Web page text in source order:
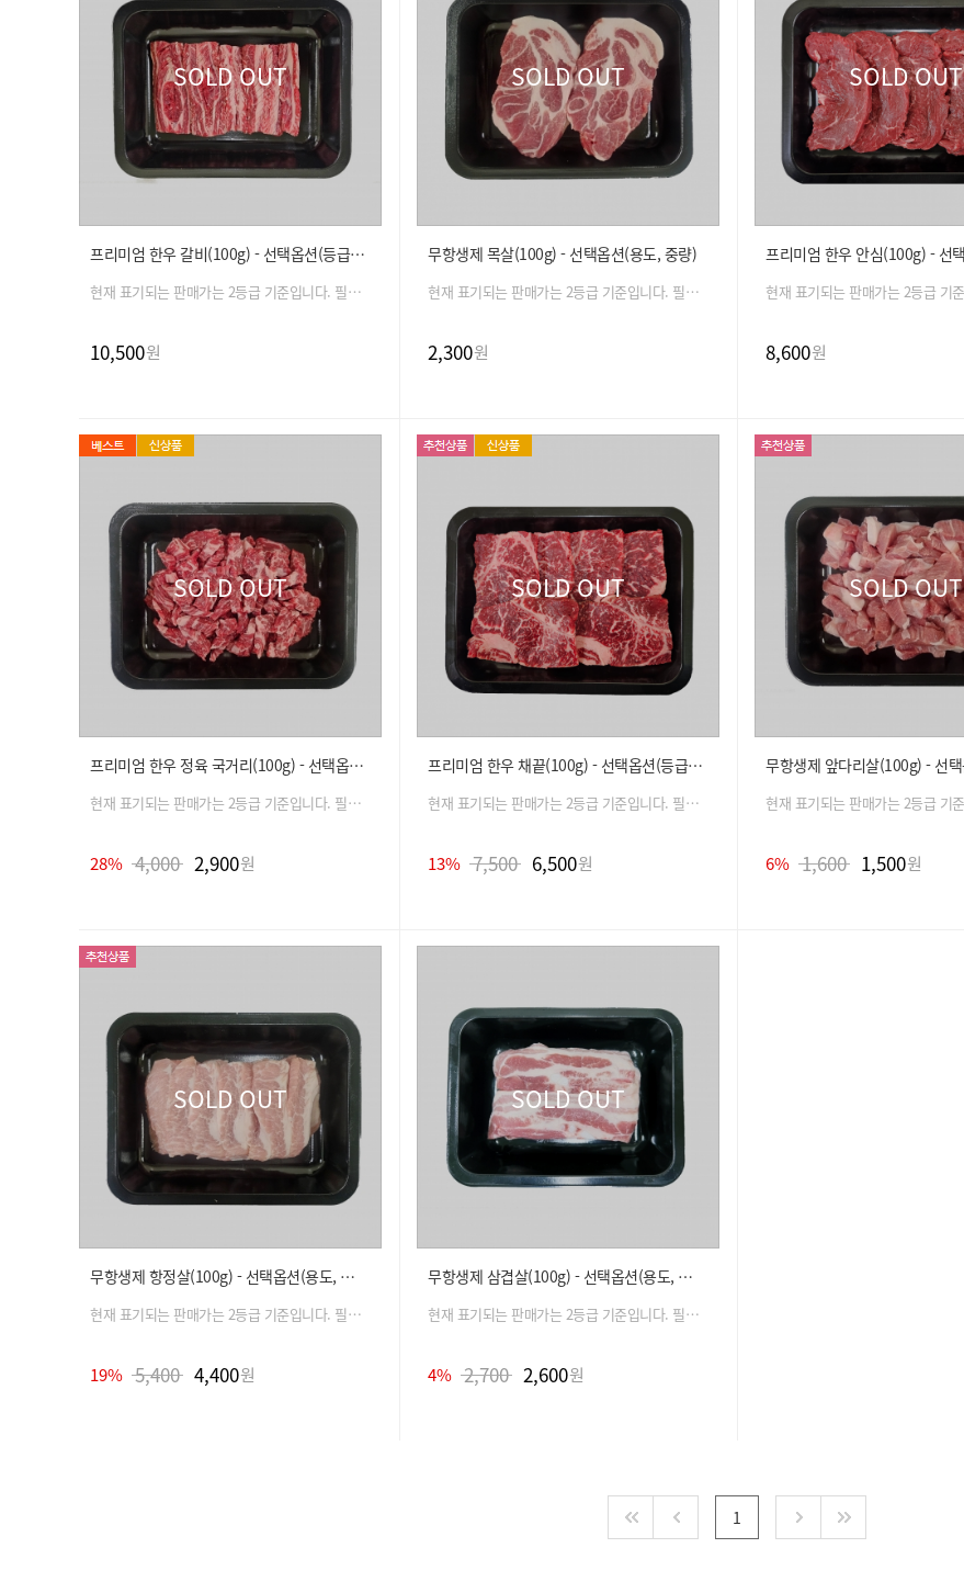
SOLD OUT
프리미엄 한우 갈비(100g) - 선택옵션(등급, 중량)
현재 표기되는 판매가는 2등급 기준입니다. 필수 옵션 선택 시 금액은 자동 변경 됩니다.
10,500원
SOLD OUT
무항생제 목살(100g) - 선택옵션(용도, 중량)
현재 표기되는 판매가는 2등급 기준입니다. 필수 옵션 선택 시 금액은 자동 변경 됩니다.
2,300원
SOLD OUT
8,600원
SOLD OUT
프리미엄 한우 정육 국거리(100g) - 선택옵션(등급, 용도, 중량)
현재 표기되는 판매가는 2등급 기준입니다. 필수 옵션 선택 시 금액은 자동 변경 됩니다.
28% 4,000 2,900원
SOLD OUT
프리미엄 한우 채끝(100g) - 선택옵션(등급, 용도, 중량)
현재 표기되는 판매가는 2등급 기준입니다. 필수 옵션 선택 시 금액은 자동 변경 됩니다.
13% 7,500 6,500원
SOLD OUT
6% 1,600 1,500원
SOLD OUT
무항생제 항정살(100g) - 선택옵션(용도, 중량)
현재 표기되는 판매가는 2등급 기준입니다. 필수 옵션 선택 시 금액은 자동 변경 됩니다.
19% 5,400 4,400원
SOLD OUT
무항생제 삼겹살(100g) - 선택옵션(용도, 중량)
현재 표기되는 판매가는 2등급 기준입니다. 필수 옵션 선택 시 금액은 자동 변경 됩니다.
4% 2,700 2,600원
1